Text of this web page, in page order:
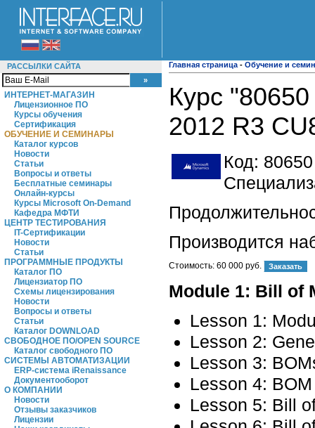
РАССЫЛКИ САЙТА
ИНТЕРНЕТ-МАГАЗИН
Лицензионное ПО
Курсы обучения
Сертификация
ОБУЧЕНИЕ И СЕМИНАРЫ
Каталог курсов
Новости
Статьи
Вопросы и ответы
Бесплатные семинары
Онлайн-курсы
Курсы Microsoft On-Demand
Кафедра МФТИ
ЦЕНТР ТЕСТИРОВАНИЯ
IT-Сертификации
Новости
Статьи
ПРОГРАММНЫЕ ПРОДУКТЫ
Каталог ПО
Лицензиатор ПО
Схемы лицензирования
Новости
Вопросы и ответы
Статьи
Каталог DOWNLOAD
СВОБОДНОЕ ПО/OPEN SOURCE
Каталог свободного ПО
СИСТЕМЫ АВТОМАТИЗАЦИИ
ERP-система iRenaissance
Документооборот
О КОМПАНИИ
Новости
Отзывы заказчиков
Лицензии
Главная страница - Обучение и
Курс
2012 R3
Код: 80650
Производится
Стоимость: 60 000 руб.
Module 1: Bill of
Lesson 1:
Lesson 2:
Lesson 3:
Lesson 4:
Lesson 5: Bill